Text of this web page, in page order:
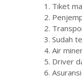
1. Tiket
2.
2.
3. Sudah
4. Air
5. Driver
6.